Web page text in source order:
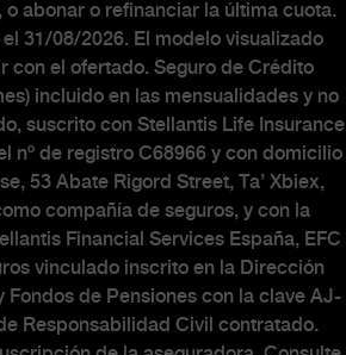
o abonar o refinanciar la última cuota.
31/08/2026. El modelo visualizado
con el ofertado. Seguro de Crédito
incluido en las mensualidades y no
suscrito con Stellantis Life Insurance
nº de registro C68966 y con domicilio
53 Abate Rigord Street, Ta’ Xbiex,
compañía de seguros, y con la
Financial Services España, EFC
vinculado inscrito en la Dirección
Fondos de Pensiones con la clave AJ-
Responsabilidad Civil contratado.